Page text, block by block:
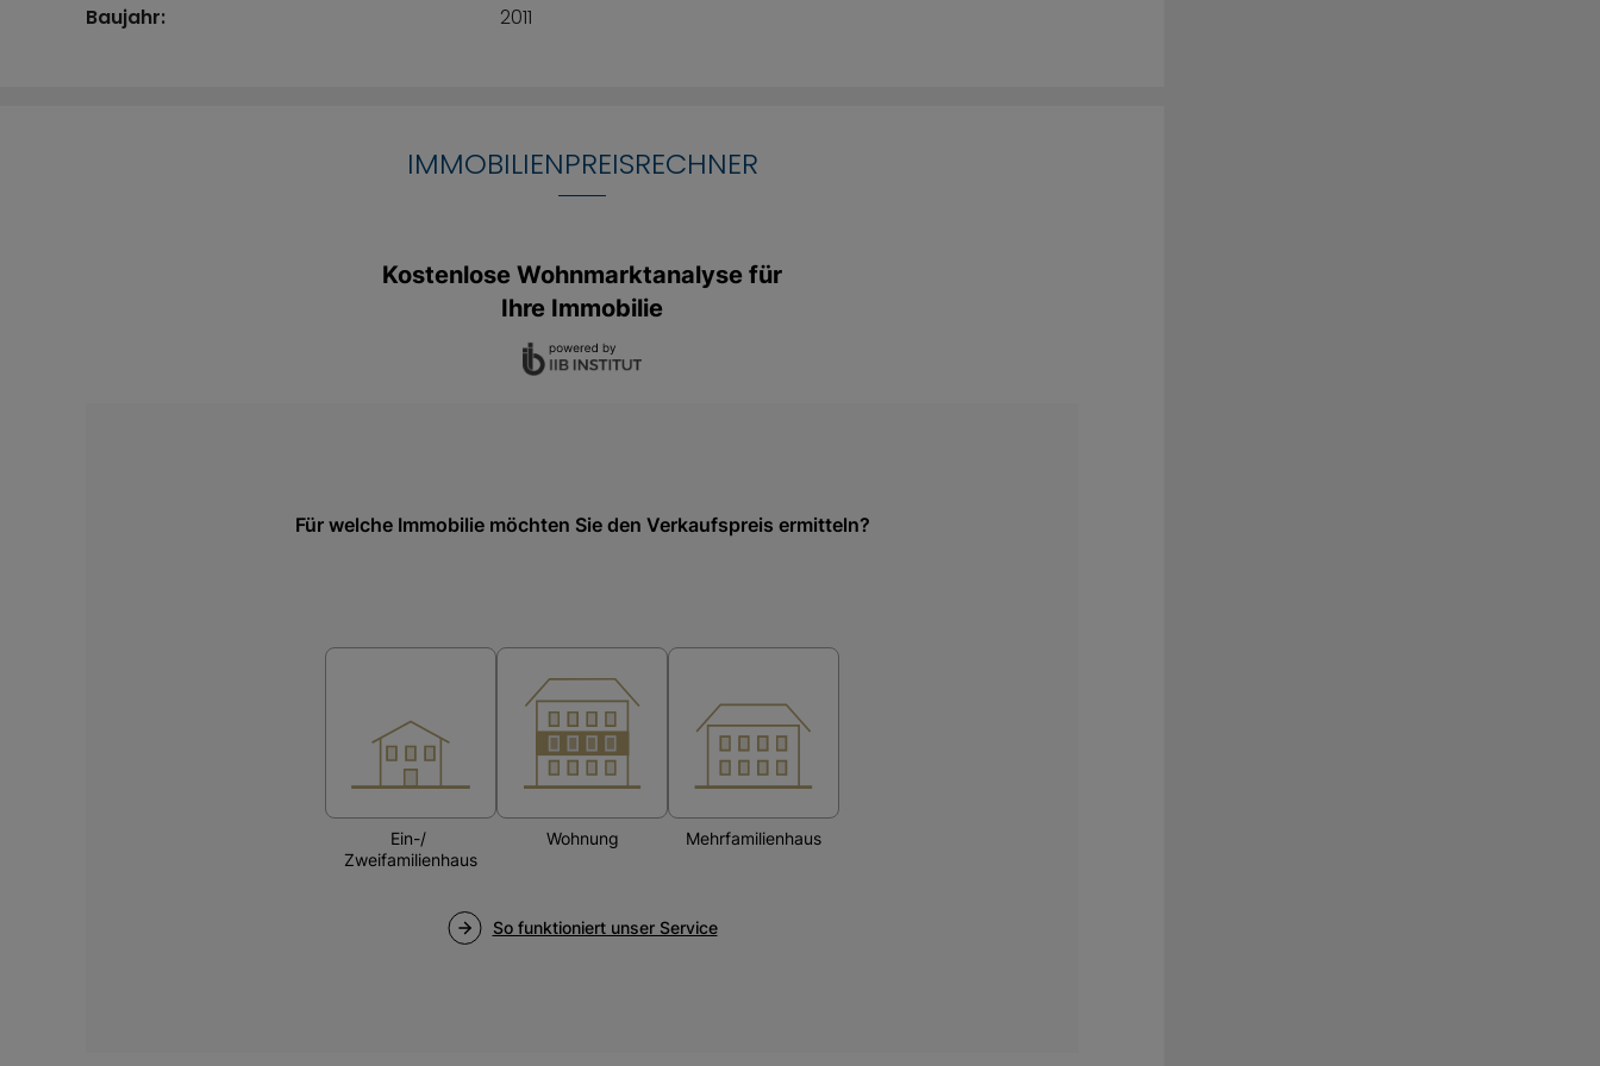
luxuriöses Ambiente.
Waschmaschinenanschluss zur Verfügung, der das
Gesamtkonzept von Komfort und Funktionalität abrundet.
Die einladende und großzügige Dachterrasse, erreichbar
von allen Zimmern, offenbart einen unverbaubaren Blick.
Baujahr:
2011
IMMOBILIENPREISRECHNER